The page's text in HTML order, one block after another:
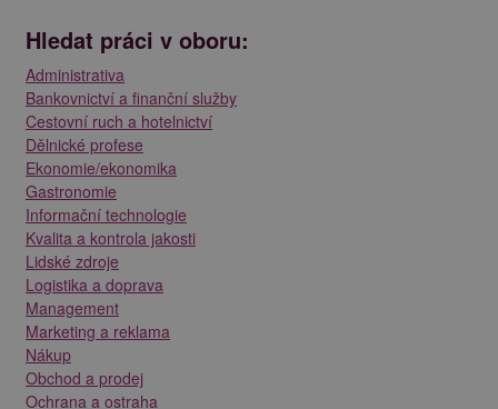
Hledat práci v oboru:
Administrativa
Bankovnictví a finanční služby
Cestovní ruch a hotelnictví
Dělnické profese
Ekonomie/ekonomika
Gastronomie
Informační technologie
Kvalita a kontrola jakosti
Lidské zdroje
Logistika a doprava
Management
Marketing a reklama
Nákup
Obchod a prodej
Ochrana a ostraha